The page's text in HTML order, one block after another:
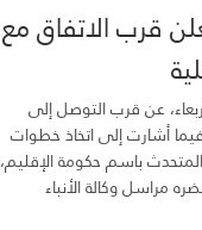
قرب الاتفاق مع
عن قرب التوصل إلى
فيما أشارت إلى اتخاذ خطوات
باسم حكومة الإقليم،
مراسل وكالة الأنباء